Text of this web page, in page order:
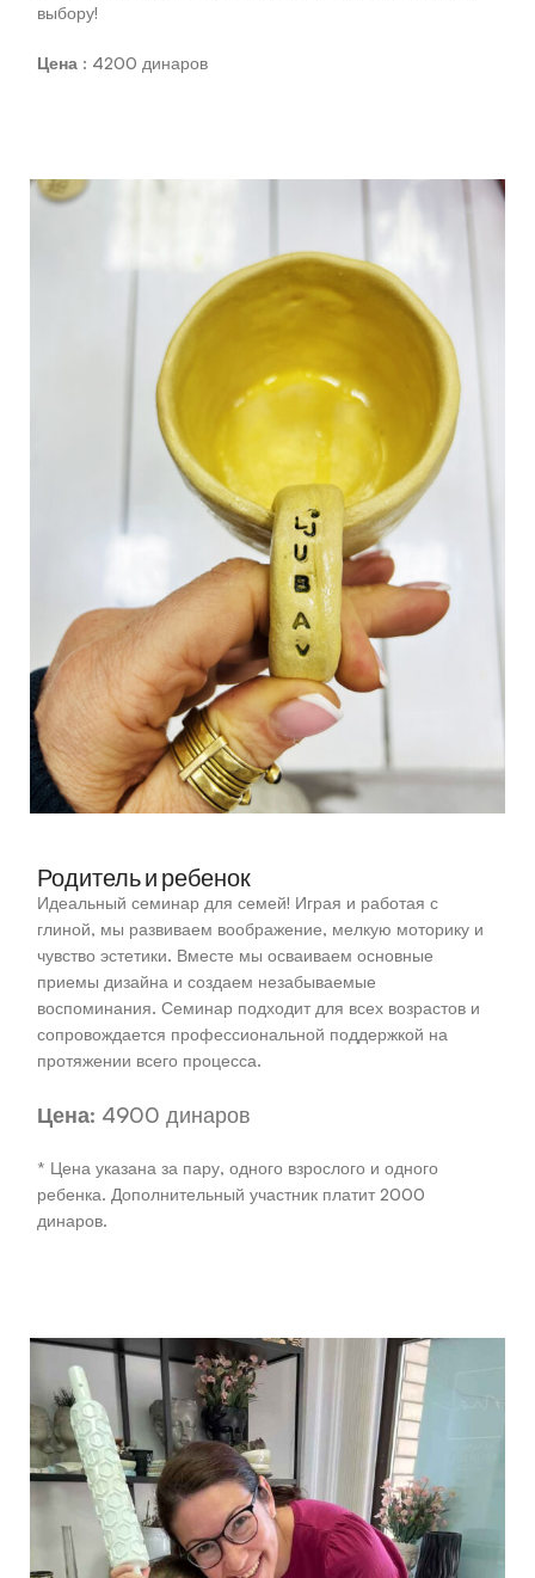
выбору!
Цена : 4200 динаров
Родитель и ребенок
Идеальный семинар для семей! Играя и работая с
глиной, мы развиваем воображение, мелкую моторику и
чувство эстетики. Вместе мы осваиваем основные
приемы дизайна и создаем незабываемые
воспоминания. Семинар подходит для всех возрастов и
сопровождается профессиональной поддержкой на
протяжении всего процесса.
Цена: 4900 динаров
* Цена указана за пару, одного взрослого и одного
ребенка. Дополнительный участник платит 2000
динаров.